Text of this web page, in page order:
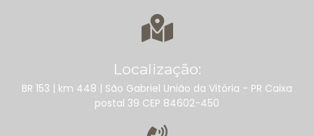
Localização:
BR 153 | km 448 | São Gabriel União da Vitória - PR Caixa
postal 39 CEP 84602-450